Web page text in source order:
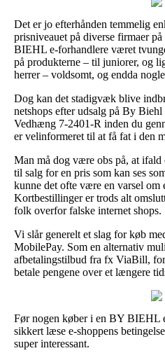
Det er jo efterhånden temmelig
prisniveauet på diverse firmaer
BIEHL e-forhandlere været
på produkterne – til juniorer, og
herrer – voldsomt, og endda
Dog kan det stadigvæk blive
netshops efter udsalg på By
Vedhæng 7-2401-R inden du
er velinformeret til at få fat i den
Man må dog være obs på, at ifald
til salg for en pris som kan ses
kunne det ofte være en varsel om
Kortbestillinger er trods alt
folk overfor falske internet shops.
Vi slår generelt et slag for køb
MobilePay. Som en alternativ
afbetalingstilbud fra fx ViaBill,
betale pengene over et længere
Før nogen køber i en BY BIEHL
sikkert læse e-shoppens
super interessant.